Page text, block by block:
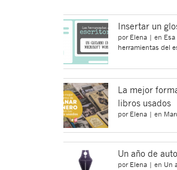
Insertar un
porElena| en
herramientas del
La mejor
libros usados
porElena| en
Un año de
porElena| en Un